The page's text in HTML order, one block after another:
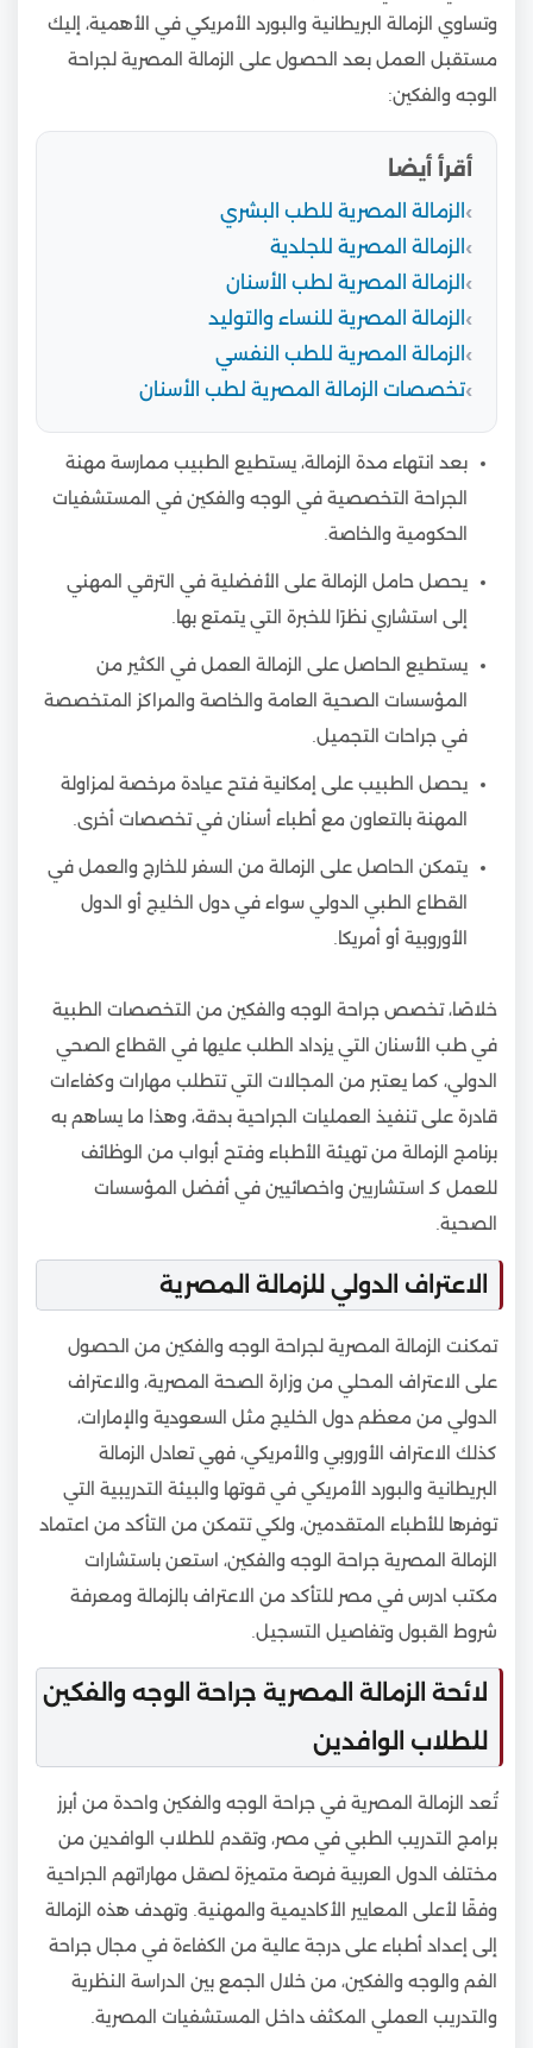
وتساوي الزمالة البريطانية والبورد الأمريكي في الأهمية، إليك
مستقبل العمل بعد الحصول على الزمالة المصرية لجراحة
الوجه والفكين:
أقرأ أيضا
الزمالة المصرية للطب البشري
الزمالة المصرية للجلدية
الزمالة المصرية لطب الأسنان
الزمالة المصرية للنساء والتوليد
الزمالة المصرية للطب النفسي
تخصصات الزمالة المصرية لطب الأسنان
بعد انتهاء مدة الزمالة، يستطيع الطبيب ممارسة مهنة
الجراحة التخصصية في الوجه والفكين في المستشفيات
الحكومية والخاصة.
يحصل حامل الزمالة على الأفضلية في الترقي المهني
إلى استشاري نظرًا للخبرة التي يتمتع بها.
يستطيع الحاصل على الزمالة العمل في الكثير من
المؤسسات الصحية العامة والخاصة والمراكز المتخصصة
في جراحات التجميل.
يحصل الطبيب على إمكانية فتح عيادة مرخصة لمزاولة
المهنة بالتعاون مع أطباء أسنان في تخصصات أخرى.
يتمكن الحاصل على الزمالة من السفر للخارج والعمل في
القطاع الطبي الدولي سواء في دول الخليج أو الدول
الأوروبية أو أمريكا.
خلاصًا، تخصص جراحة الوجه والفكين من التخصصات الطبية
في طب الأسنان التي يزداد الطلب عليها في القطاع الصحي
الدولي، كما يعتبر من المجالات التي تتطلب مهارات وكفاءات
قادرة على تنفيذ العمليات الجراحية بدقة، وهذا ما يساهم به
برنامج الزمالة من تهيئة الأطباء وفتح أبواب من الوظائف
للعمل كـ استشاريين واخصائيين في أفضل المؤسسات
الصحية.
الاعتراف الدولي للزمالة المصرية
تمكنت الزمالة المصرية لجراحة الوجه والفكين من الحصول
على الاعتراف المحلي من وزارة الصحة المصرية، والاعتراف
الدولي من معظم دول الخليج مثل السعودية والإمارات،
كذلك الاعتراف الأوروبي والأمريكي، فهي تعادل الزمالة
البريطانية والبورد الأمريكي في قوتها والبيئة التدريبية التي
توفرها للأطباء المتقدمين، ولكي تتمكن من التأكد من اعتماد
الزمالة المصرية جراحة الوجه والفكين، استعن باستشارات
مكتب ادرس في مصر للتأكد من الاعتراف بالزمالة ومعرفة
شروط القبول وتفاصيل التسجيل.
لائحة الزمالة المصرية جراحة الوجه والفكين
للطلاب الوافدين
تُعد الزمالة المصرية في جراحة الوجه والفكين واحدة من أبرز
برامج التدريب الطبي في مصر، وتقدم للطلاب الوافدين من
مختلف الدول العربية فرصة متميزة لصقل مهاراتهم الجراحية
وفقًا لأعلى المعايير الأكاديمية والمهنية. وتهدف هذه الزمالة
إلى إعداد أطباء على درجة عالية من الكفاءة في مجال جراحة
الفم والوجه والفكين، من خلال الجمع بين الدراسة النظرية
والتدريب العملي المكثف داخل المستشفيات المصرية.